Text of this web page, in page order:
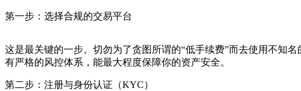
第一步：选择合规的交易平台
这是最关键的一步。切勿为了贪图所谓的“低手续费”而去使用不知
有严格的风控体系，能最大程度保障你的资产安全。
第二步：注册与身份认证（KYC）